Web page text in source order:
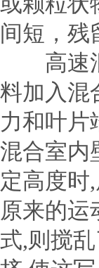
间短，残
高速
料加入混
力和叶片
混合室内
定高度时
原来的运
式,则搅